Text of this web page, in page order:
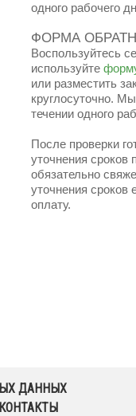
одного рабочего
ФОРМА
Воспользуйтесь
используйте
или разместить
круглосуточно.
течении одного
После проверки
уточнения сроков
обязательно
уточнения сроков
оплату.
ДАННЫХ
КОНТАКТЫ